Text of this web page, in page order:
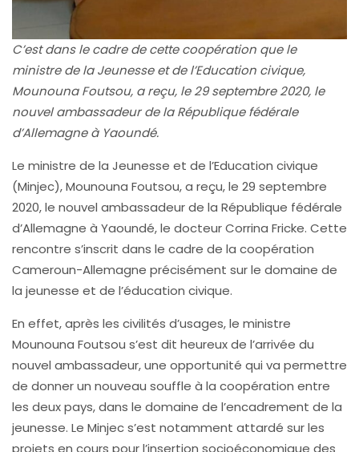
C’est dans le cadre de cette coopération que le
ministre de la Jeunesse et de l’Education civique,
Mounouna Foutsou, a reçu, le 29 septembre 2020, le
nouvel ambassadeur de la République fédérale
d’Allemagne à Yaoundé.
Le ministre de la Jeunesse et de l’Education civique
(Minjec), Mounouna Foutsou, a reçu, le 29 septembre
2020, le nouvel ambassadeur de la République fédérale
d’Allemagne à Yaoundé, le docteur Corrina Fricke. Cette
rencontre s’inscrit dans le cadre de la coopération
Cameroun-Allemagne précisément sur le domaine de
la jeunesse et de l’éducation civique.
En effet, après les civilités d’usages, le ministre
Mounouna Foutsou s’est dit heureux de l’arrivée du
nouvel ambassadeur, une opportunité qui va permettre
de donner un nouveau souffle à la coopération entre
les deux pays, dans le domaine de l’encadrement de la
jeunesse. Le Minjec s’est notamment attardé sur les